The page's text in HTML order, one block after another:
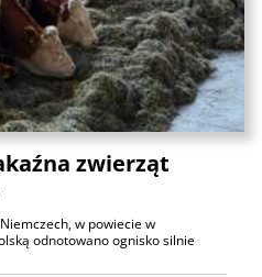
zwierząt
w powiecie w
odnotowano ognisko silnie